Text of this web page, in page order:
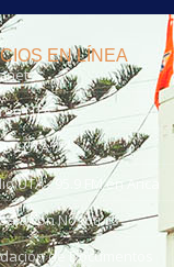
EN LÍNEA
UTA
UTAmed
UTA - 95.9 FM en Arica
con Nosotros
de Documentos